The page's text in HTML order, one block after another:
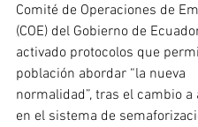
Comité de Operaciones de
(COE) del Gobierno de
activado protocolos que
población abordar “la nueva
normalidad”, tras el cambio
en el sistema de